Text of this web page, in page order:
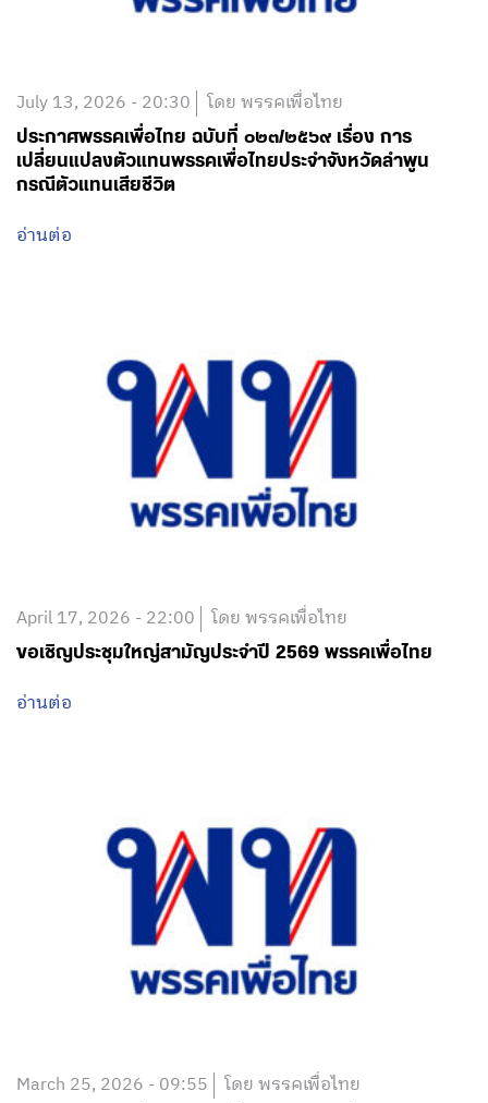
July 13, 2026 - 20:30 โดย พรรคเพื่อไทย
ประกาศพรรคเพื่อไทย ฉบับที่ ๐๒๓/๒๕๖๙ เรื่อง การ
เปลี่ยนแปลงตัวแทนพรรคเพื่อไทยประจำจังหวัดลำพูน
กรณีตัวแทนเสียชีวิต
อ่านต่อ
April 17, 2026 - 22:00 โดย พรรคเพื่อไทย
ขอเชิญประชุมใหญ่สามัญประจำปี 2569 พรรคเพื่อไทย
อ่านต่อ
March 25, 2026 - 09:55 โดย พรรคเพื่อไทย